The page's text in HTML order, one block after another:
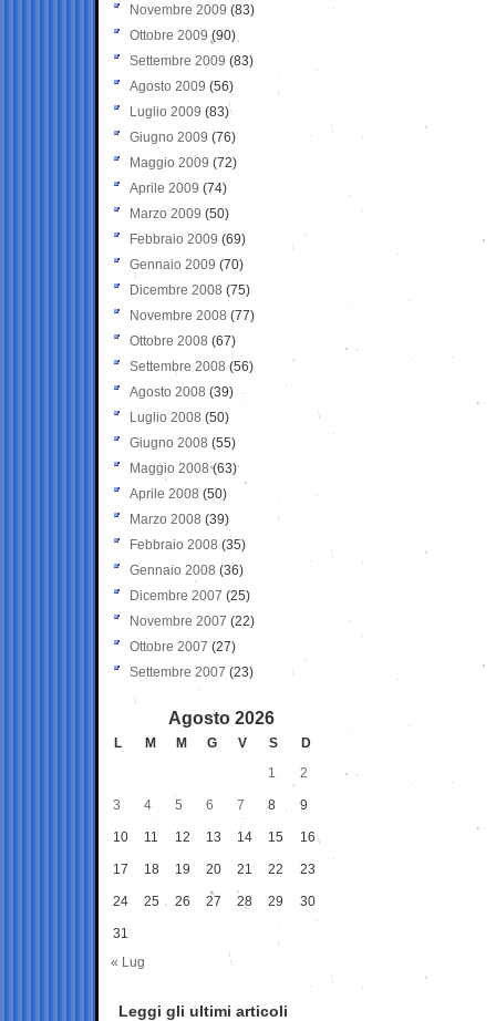
Novembre 2009 (83)
Ottobre 2009 (90)
Settembre 2009 (83)
Agosto 2009 (56)
Luglio 2009 (83)
Giugno 2009 (76)
Maggio 2009 (72)
Aprile 2009 (74)
Marzo 2009 (50)
Febbraio 2009 (69)
Gennaio 2009 (70)
Dicembre 2008 (75)
Novembre 2008 (77)
Ottobre 2008 (67)
Settembre 2008 (56)
Agosto 2008 (39)
Luglio 2008 (50)
Giugno 2008 (55)
Maggio 2008(63)
Aprile 2008 (50)
Marzo 2008 (39)
Febbraio 2008 (35)
Gennaio 2008 (36)
Dicembre 2007 (25)
Novembre 2007 (22)
Ottobre 2007 (27)
Settembre 2007 (23)
Agosto 2026
L M M G V S
D
1
2
3 4 5 6 7 8 9
10 11 12 13 14 15 16
17 18 19 20 21 22 23
24 25 26 27 28 29 30
31
« Lug
Leggi gli ultimi articoli